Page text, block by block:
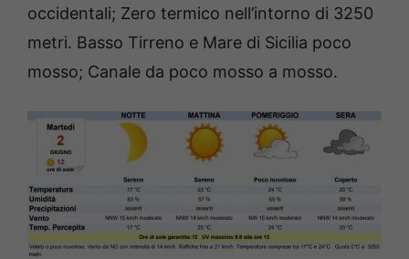
occidentali; Zero termico nell’intorno di 3250
metri. Basso Tirreno e Mare di Sicilia poco
mosso; Canale da poco mosso a mosso.